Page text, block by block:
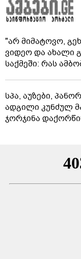
"არ მიმატოვო,
ვიდეო და ახალი
საქმეში: რას
სპა, აუზები,
ადგილი კუნძულ
ჯორჯინა